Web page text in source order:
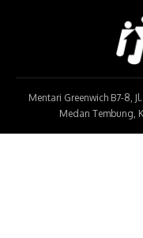
Mentari Greenwich B7-8,
Medan Tembung,